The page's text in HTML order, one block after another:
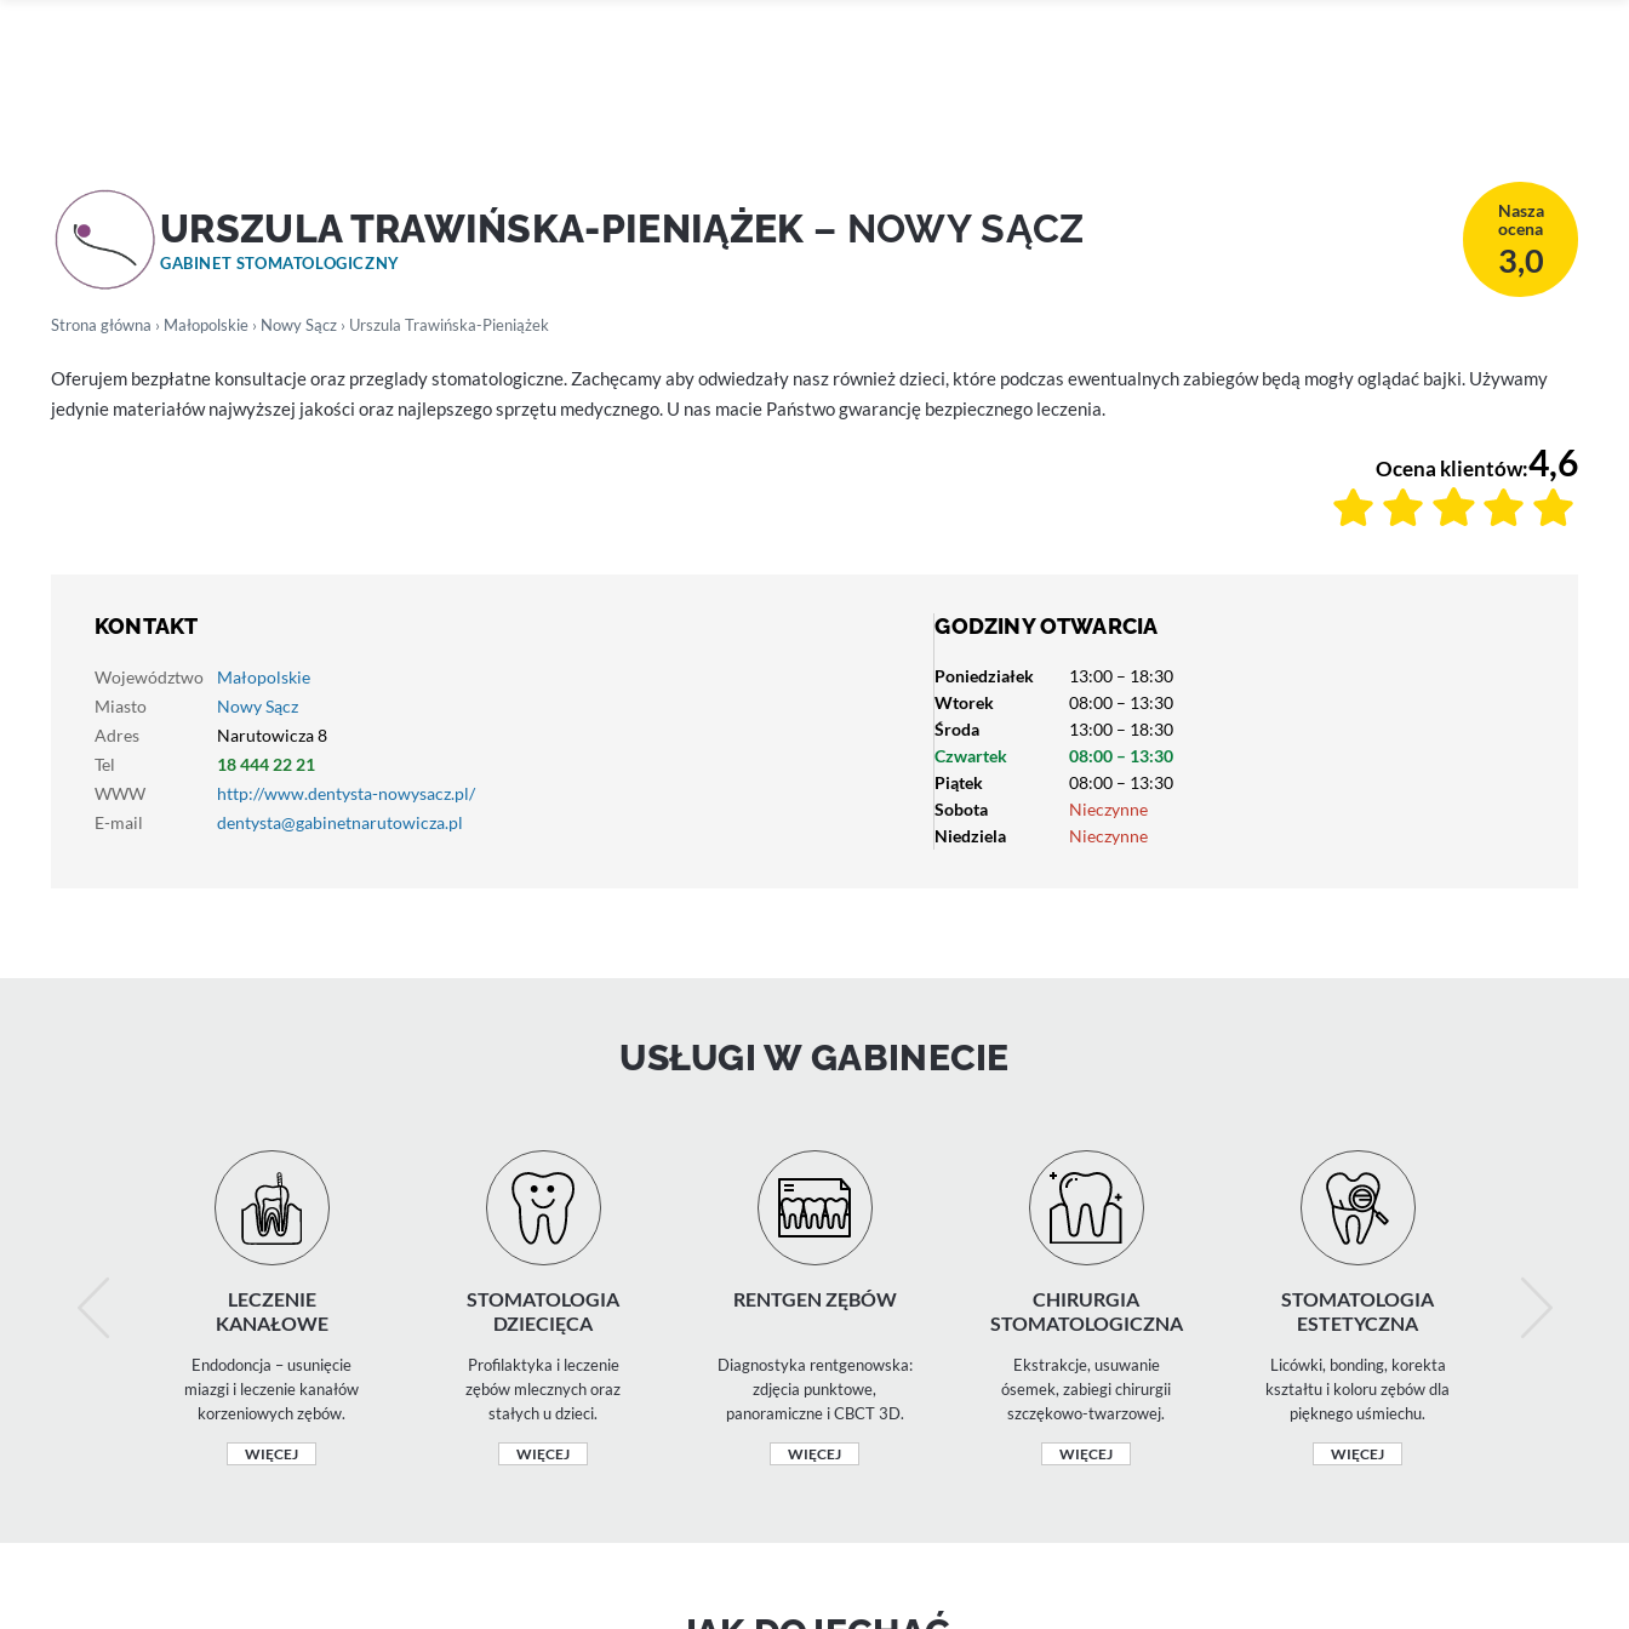
URSZULA TRAWIŃSKA-PIENIĄŻEK – NOWY SĄCZ
GABINET STOMATOLOGICZNY
Nasza
ocena
3,0
Strona główna › Małopolskie › Nowy Sącz › Urszula Trawińska-Pieniążek
Oferujem bezpłatne konsultacje oraz przeglady stomatologiczne. Zachęcamy aby odwiedzały nasz również dzieci, które podczas ewentualnych zabiegów będą mogły oglądać bajki. Używamy
jedynie materiałów najwyższej jakości oraz najlepszego sprzętu medycznego. U nas macie Państwo gwarancję bezpiecznego leczenia.
Ocena klientów:4,6
KONTAKT
Województwo
Małopolskie
Miasto
Nowy Sącz
Adres
Narutowicza 8
Tel
18 444 22 21
WWW
http://www.dentysta-nowysacz.pl/
E-mail
dentysta@gabinetnarutowicza.pl
GODZINY OTWARCIA
Poniedziałek
13:00 – 18:30
Wtorek
08:00 – 13:30
Środa
13:00 – 18:30
Czwartek
08:00 – 13:30
Piątek
08:00 – 13:30
Sobota
Nieczynne
Niedziela
Nieczynne
USŁUGI W GABINECIE
LECZENIE
KANAŁOWE
Endodoncja – usunięcie
miazgi i leczenie kanałów
korzeniowych zębów.
WIĘCEJ
STOMATOLOGIA
DZIECIĘCA
Profilaktyka i leczenie
zębów mlecznych oraz
stałych u dzieci.
WIĘCEJ
RENTGEN ZĘBÓW
Diagnostyka rentgenowska:
zdjęcia punktowe,
panoramiczne i CBCT 3D.
WIĘCEJ
CHIRURGIA
STOMATOLOGICZNA
Ekstrakcje, usuwanie
ósemek, zabiegi chirurgii
szczękowo-twarzowej.
WIĘCEJ
STOMATOLOGIA
ESTETYCZNA
Licówki, bonding, korekta
kształtu i koloru zębów dla
pięknego uśmiechu.
WIĘCEJ